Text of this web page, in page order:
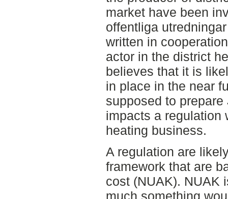
market have been
offentliga
written in
actor in the district
believes that it is
in place in the near
supposed to
impacts a regulation
heating business.
A regulation are
framework that are
cost (NUAK). NUAK
much something